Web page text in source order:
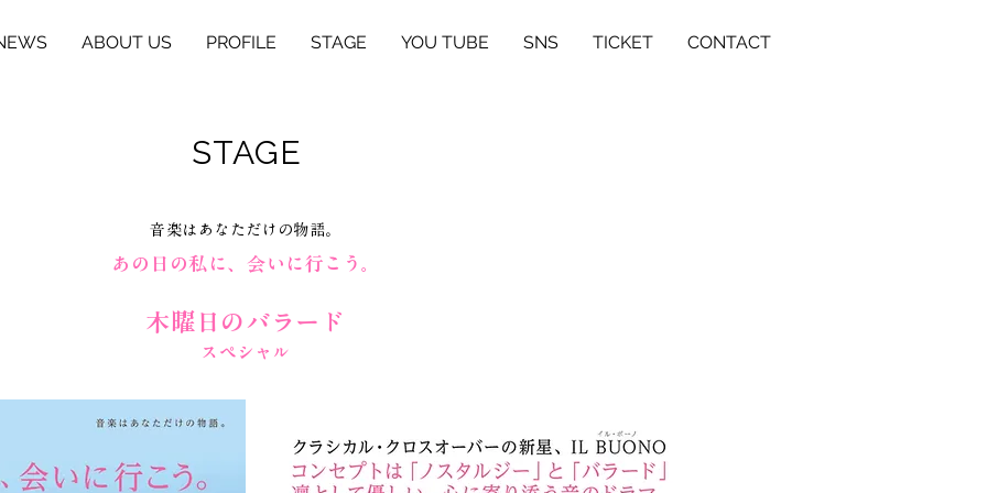
ABOUT US PROFILE STAGE YOU TUBE SNS TICKET CONTACT
STAGE
音楽はあなただけの物語。
あの日の私に、会いに行こう。​
木曜日のバラード
​スペシャル